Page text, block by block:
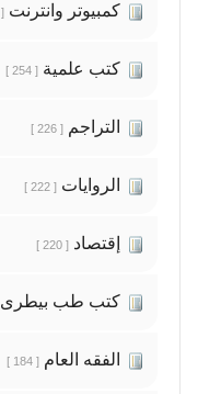
كمبيوتر وانترنت [ 277 ]
كتب علمية [ 254 ]
التراجم [ 226 ]
الروايات [ 222 ]
إقتصاد [ 220 ]
كتب طب بيطرى
الفقه العام [ 184 ]